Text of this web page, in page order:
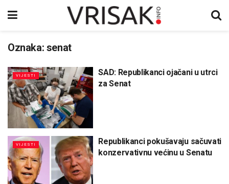
Oznaka: senat
VIJESTI
SAD: Republikanci ojačani u utrci
za Senat
VIJESTI
Republikanci pokušavaju sačuvati
konzervativnu većinu u Senatu